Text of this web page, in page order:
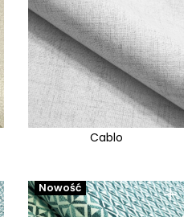
Cablo
+
Nowość